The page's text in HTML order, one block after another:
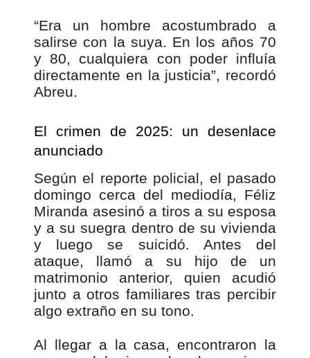
“Era un hombre acostumbrado a
salirse con la suya. En los años 70
y 80, cualquiera con poder influía
directamente en la justicia”, recordó
Abreu.
El crimen de 2025: un desenlace
anunciado
Según el reporte policial, el pasado
domingo cerca del mediodía, Féliz
Miranda asesinó a tiros a su esposa
y a su suegra dentro de su vivienda
y luego se suicidó. Antes del
ataque, llamó a su hijo de un
matrimonio anterior, quien acudió
junto a otros familiares tras percibir
algo extraño en su tono.
Al llegar a la casa, encontraron la